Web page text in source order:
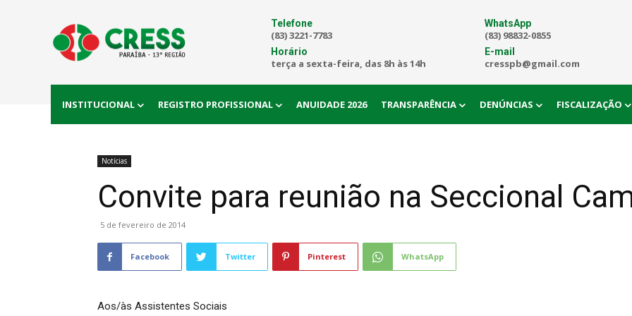
Telefone
(83) 3221-7783
Horário
terça a sexta-feira, das 8h às 14h
WhatsApp
(83) 98832-0855
E-mail
cresspb@gmail.com
INSTITUCIONAL REGISTRO PROFISSIONAL ANUIDADE 2026 TRANSPARÊNCIA DENÚNCIAS FISCALIZAÇÃO
Notícias
Convite para reunião na Seccional
5 de fevereiro de 2014
Facebook Twitter Pinterest WhatsApp
Aos/às Assistentes Sociais